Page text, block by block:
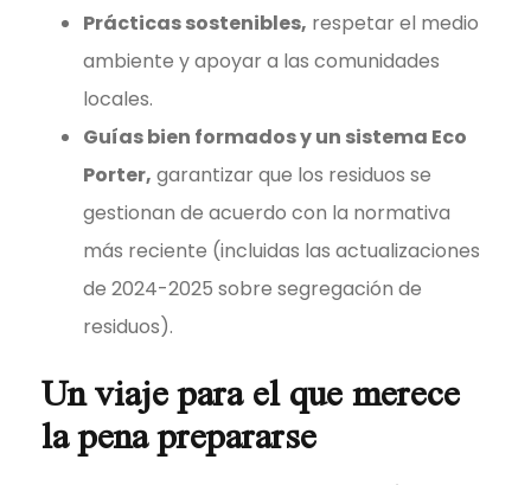
Prácticas sostenibles, respetar el medio
ambiente y apoyar a las comunidades
locales.
Guías bien formados y un sistema Eco
Porter, garantizar que los residuos se
gestionan de acuerdo con la normativa
más reciente (incluidas las actualizaciones
de 2024-2025 sobre segregación de
residuos).
Un viaje para el que merece
la pena prepararse